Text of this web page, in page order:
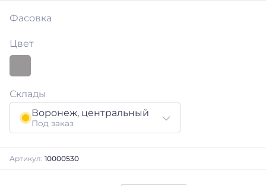
Фасовка
Цвет
Склады
Воронеж, центральный
Под заказ
Артикул: 10000530